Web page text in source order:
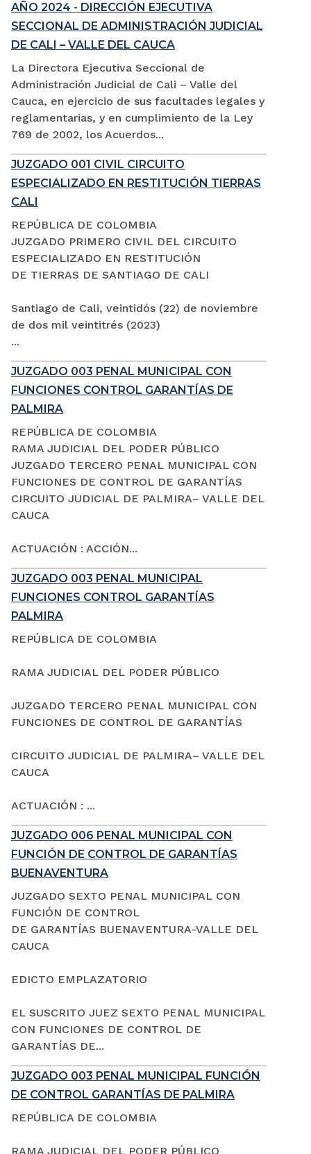
AÑO 2024 - DIRECCIÓN EJECUTIVA
SECCIONAL DE ADMINISTRACIÓN JUDICIAL
DE CALI – VALLE DEL CAUCA
La Directora Ejecutiva Seccional de
Administración Judicial de Cali – Valle del
Cauca, en ejercicio de sus facultades legales y
reglamentarias, y en cumplimiento de la Ley
769 de 2002, los Acuerdos...
JUZGADO 001 CIVIL CIRCUITO
ESPECIALIZADO EN RESTITUCIÓN TIERRAS
CALI
REPÚBLICA DE COLOMBIA
JUZGADO PRIMERO CIVIL DEL CIRCUITO
ESPECIALIZADO EN RESTITUCIÓN
DE TIERRAS DE SANTIAGO DE CALI
Santiago de Cali, veintidós (22) de noviembre
de dos mil veintitrés (2023)
...
JUZGADO 003 PENAL MUNICIPAL CON
FUNCIONES CONTROL GARANTÍAS DE
PALMIRA
REPÚBLICA DE COLOMBIA
RAMA JUDICIAL DEL PODER PÚBLICO
JUZGADO TERCERO PENAL MUNICIPAL CON
FUNCIONES DE CONTROL DE GARANTÍAS
CIRCUITO JUDICIAL DE PALMIRA– VALLE DEL
CAUCA
ACTUACIÓN : ACCIÓN...
JUZGADO 003 PENAL MUNICIPAL
FUNCIONES CONTROL GARANTÍAS
PALMIRA
REPÚBLICA DE COLOMBIA
RAMA JUDICIAL DEL PODER PÚBLICO
JUZGADO TERCERO PENAL MUNICIPAL CON
FUNCIONES DE CONTROL DE GARANTÍAS
CIRCUITO JUDICIAL DE PALMIRA– VALLE DEL
CAUCA
ACTUACIÓN : ...
JUZGADO 006 PENAL MUNICIPAL CON
FUNCIÓN DE CONTROL DE GARANTÍAS
BUENAVENTURA
JUZGADO SEXTO PENAL MUNICIPAL CON
FUNCIÓN DE CONTROL
DE GARANTÍAS BUENAVENTURA-VALLE DEL
CAUCA
EDICTO EMPLAZATORIO
EL SUSCRITO JUEZ SEXTO PENAL MUNICIPAL
CON FUNCIONES DE CONTROL DE
GARANTÍAS DE...
JUZGADO 003 PENAL MUNICIPAL FUNCIÓN
DE CONTROL GARANTÍAS DE PALMIRA
REPÚBLICA DE COLOMBIA
RAMA JUDICIAL DEL PODER PÚBLICO